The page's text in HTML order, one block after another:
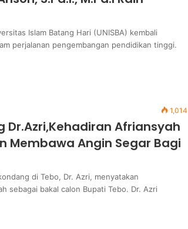
Islam Batang Hari (UNISBA) kembali
perjalanan pengembangan pendidikan tinggi.
1,014
Dr.Azri,Kehadiran Afriansyah
Membawa Angin Segar Bagi
di Tebo, Dr. Azri, menyatakan
sebagai bakal calon Bupati Tebo. Dr. Azri